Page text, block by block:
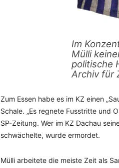
Im
Mülli
politische
Archiv für
Zum Essen habe es im KZ einen
Schale. „Es regnete Fusstritte und
SP-Zeitung. Wer im KZ Dachau
schwächelte, wurde ermordet.
Mülli arbeitete die meiste Zeit als